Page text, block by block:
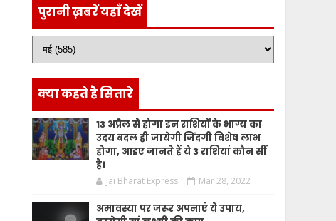
पुरानी ख़बरें यहाँ देखें
क्या कहते है सितारे
13 अप्रैल से होगा इन राशियों के भाग्य का
उदय बदल ही जायेगी जिंदगी विशेष लाभ
होगा, आइए जानते हैं ये 3 राशियां कौन सीं
है।
Jai Bharat Express Mar 28, 2022
अमावस्या पर जरूर अपनाएं ये उपाय,